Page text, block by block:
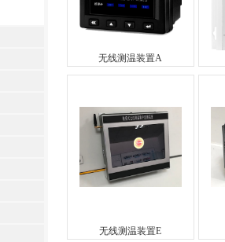
无线测温装置A
无线测温装置E